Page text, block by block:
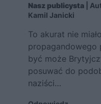
Nasz publicysta |
Kamil Janicki
To akurat nie
propagandowego
być może
posuwać do
naziści…